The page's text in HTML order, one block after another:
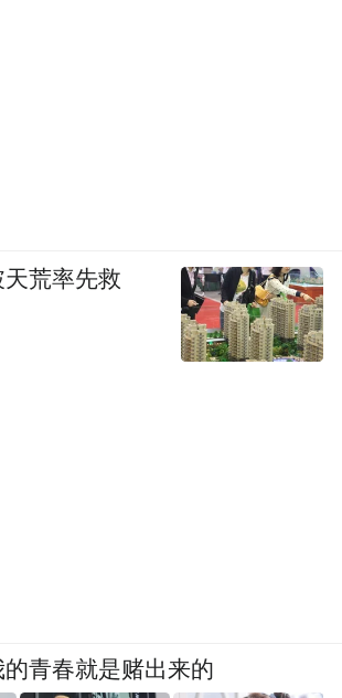
荒率先救
青春就是赌出来的